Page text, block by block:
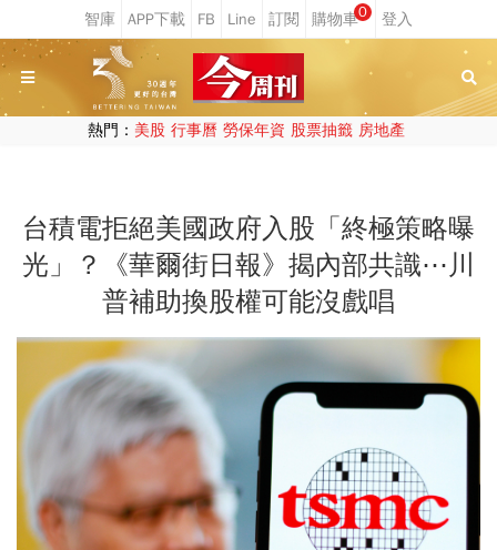
0
熱門： 美股 行事曆 勞保年資 股票抽籤 房地產
台積電拒絕美國政府入股「終極策略曝
光」？《華爾街日報》揭內部共識⋯川
普補助換股權可能沒戲唱